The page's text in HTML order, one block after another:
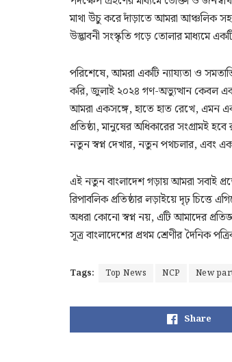
মাথা উঁচু করে দাঁড়াতে আমরা আঞ্চলিক
উদ্ভাবনী সংস্কৃতি গড়ে তোলার মাধ্যমে
পরিশেষে, আমরা একটি ন্যায্যতা ও
করি, জুলাই ২০২৪ গণ-অভ্যুত্থান কেবল
আমরা একসঙ্গে, হাতে হাত রেখে, এমন এক
প্রতিষ্ঠা, মানুষের অধিকারের সংগ্রামই
নতুন স্বপ্ন দেখার, নতুন পথচলার, এবং
এই নতুন বাংলাদেশ গড়ায় আমরা সবাই
রিপাবলিক প্রতিষ্ঠার লড়াইয়ে দৃঢ়
অধরা কোনো স্বপ্ন নয়, এটি আমাদের
সূত্র বাংলাদেশের প্রথম শ্রেণীর দৈনিক
Tags: Top News NCP New
Share